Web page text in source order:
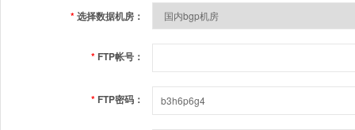
*选择数据机房：
* FTP帐号：
* FTP密码：